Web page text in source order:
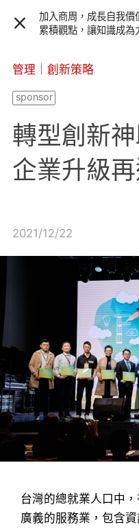
加入商周，成長自我價
累積觀點，讓知識成為
管理 創新策略
轉型創新
企業升級
2021/12/22
台灣的總就業人口中
廣義的服務業，包含